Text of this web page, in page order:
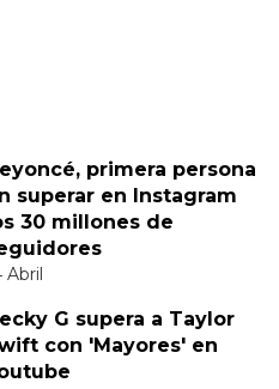
primera persona
superar en Instagram
30 millones de
Abril
G supera a Taylor
con 'Mayores' en